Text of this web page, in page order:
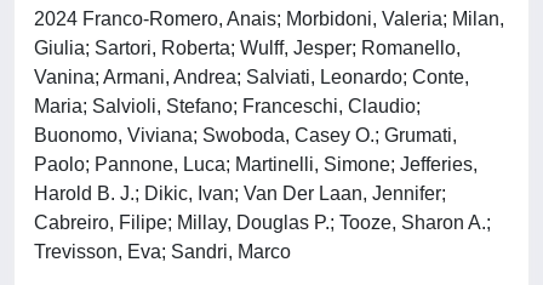
2024 Franco-Romero, Anais; Morbidoni, Valeria; Milan,
Giulia; Sartori, Roberta; Wulff, Jesper; Romanello,
Vanina; Armani, Andrea; Salviati, Leonardo; Conte,
Maria; Salvioli, Stefano; Franceschi, Claudio;
Buonomo, Viviana; Swoboda, Casey O.; Grumati,
Paolo; Pannone, Luca; Martinelli, Simone; Jefferies,
Harold B. J.; Dikic, Ivan; Van Der Laan, Jennifer;
Cabreiro, Filipe; Millay, Douglas P.; Tooze, Sharon A.;
Trevisson, Eva; Sandri, Marco